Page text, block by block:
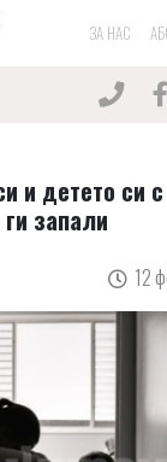
ЗА НАС
и детето си с
запали
12